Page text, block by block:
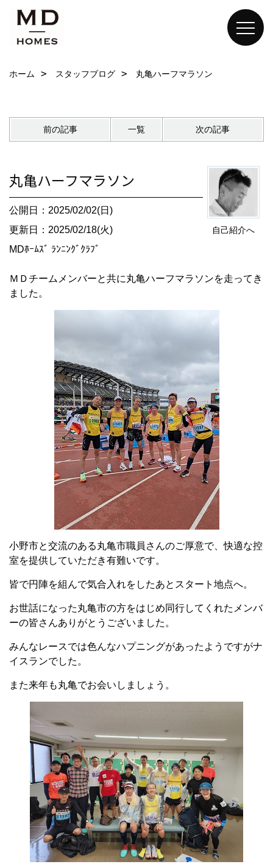
ホーム スタッフブログ 丸亀ハーフマラソン
前の記事 一覧 次の記事
自己紹介へ
丸亀ハーフマラソン
公開日：2025/02/02(日)
更新日：2025/02/18(火)
MDﾎｰﾑｽﾞ ﾗﾝﾆﾝｸﾞｸﾗﾌﾞ
ＭＤチームメンバーと共に丸亀ハーフマラソンを走ってき
ました。
小野市と交流のある丸亀市職員さんのご厚意で、快適な控
室を提供していただき有難いです。
皆で円陣を組んで気合入れをしたあとスタート地点へ。
お世話になった丸亀市の方をはじめ同行してくれたメンバ
ーの皆さんありがとうございました。
みんなレースでは色んなハプニングがあったようですがナ
イスランでした。
また来年も丸亀でお会いしましょう。